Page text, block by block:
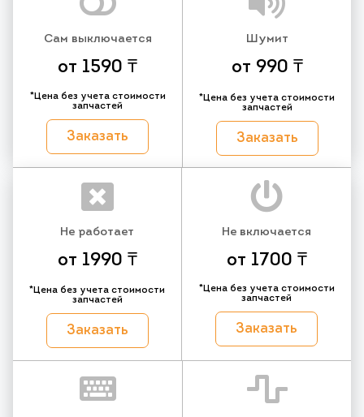
Сам выключается
от 1590 ₸
*Цена без учета стоимости
запчастей
Заказать
Шумит
от 990 ₸
*Цена без учета стоимости
запчастей
Заказать
Не работает
от 1990 ₸
*Цена без учета стоимости
запчастей
Заказать
Не включается
от 1700 ₸
*Цена без учета стоимости
запчастей
Заказать